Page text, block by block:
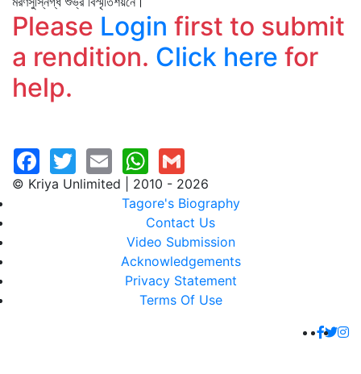
Please Login first to submit
a rendition. Click here for
help.
© Kriya Unlimited | 2010 - 2026
Tagore's Biography
Contact Us
Video Submission
Acknowledgements
Privacy Statement
Terms Of Use